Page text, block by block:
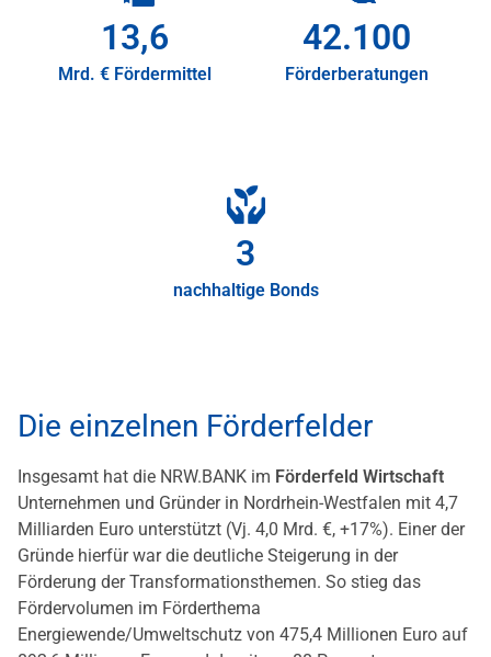
13,6
Mrd. € Fördermittel
42.100
Förderberatungen
3
nachhaltige Bonds
Die einzelnen Förderfelder
Insgesamt hat die NRW.BANK im Förderfeld Wirtschaft
Unternehmen und Gründer in Nordrhein-Westfalen mit 4,7
Milliarden Euro unterstützt (Vj. 4,0 Mrd. €, +17%). Einer der
Gründe hierfür war die deutliche Steigerung in der
Förderung der Transformationsthemen. So stieg das
Fördervolumen im Förderthema
Energiewende/Umweltschutz von 475,4 Millionen Euro auf